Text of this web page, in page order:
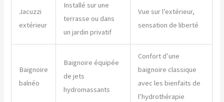
Jacuzzi
extérieur
Installé sur une
terrasse ou dans
un jardin privatif
Vue sur l’extérieur,
sensation de liberté
Baignoire
balnéo
Baignoire équipée
de jets
hydromassants
Confort d’une
baignoire classique
avec les bienfaits de
l’hydrothérapie